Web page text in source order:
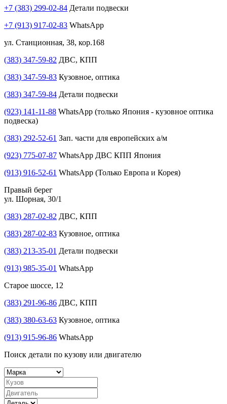
+7 (383) 299-02-84 Детали подвески
+7 (913) 917-02-83 WhatsApp
ул. Станционная, 38, кор.168
(383) 347-59-82 ДВС, КПП
(383) 347-59-83 Кузовное, оптика
(383) 347-59-84 Детали подвески
(923) 141-11-88 WhatsApp (только Япония - кузовное оптика
подвеска)
(383) 292-52-61 Зап. части для европейских а/м
(923) 775-07-87 WhatsApp ДВС КПП Япония
(913) 916-52-61 WhatsApp (Только Европа и Корея)
Правый берег
ул. Шорная, 30/1
(383) 287-02-82 ДВС, КПП
(383) 287-02-83 Кузовное, оптика
(383) 213-35-01 Детали подвески
(913) 985-35-01 WhatsApp
Старое шоссе, 12
(383) 291-96-86 ДВС, КПП
(383) 380-63-63 Кузовное, оптика
(913) 915-96-86 WhatsApp
Поиск детали по кузову или двигателю